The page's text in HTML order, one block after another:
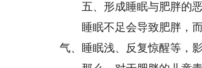
五、形成睡眠与肥胖的
睡眠不足会导致肥胖，而
气、睡眠浅、反复惊醒等，